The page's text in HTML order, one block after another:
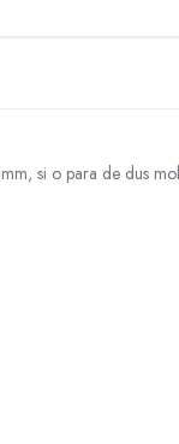
si o para de dus